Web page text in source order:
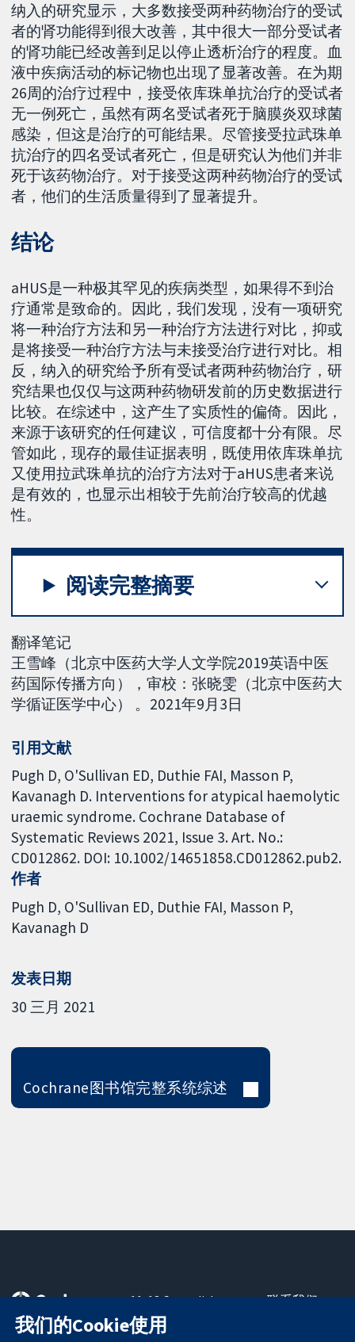
纳入的研究显示，大多数接受两种药物治疗的受试
者的肾功能得到很大改善，其中很大一部分受试者
的肾功能已经改善到足以停止透析治疗的程度。血
液中疾病活动的标记物也出现了显著改善。在为期
26周的治疗过程中，接受依库珠单抗治疗的受试者
无一例死亡，虽然有两名受试者死于脑膜炎双球菌
感染，但这是治疗的可能结果。尽管接受拉武珠单
抗治疗的四名受试者死亡，但是研究认为他们并非
死于该药物治疗。对于接受这两种药物治疗的受试
者，他们的生活质量得到了显著提升。
结论
aHUS是一种极其罕见的疾病类型，如果得不到治
疗通常是致命的。因此，我们发现，没有一项研究
将一种治疗方法和另一种治疗方法进行对比，抑或
是将接受一种治疗方法与未接受治疗进行对比。相
反，纳入的研究给予所有受试者两种药物治疗，研
究结果也仅仅与这两种药物研发前的历史数据进行
比较。在综述中，这产生了实质性的偏倚。因此，
来源于该研究的任何建议，可信度都十分有限。尽
管如此，现存的最佳证据表明，既使用依库珠单抗
又使用拉武珠单抗的治疗方法对于aHUS患者来说
是有效的，也显示出相较于先前治疗较高的优越
性。
阅读完整摘要
翻译笔记
王雪峰（北京中医药大学人文学院2019英语中医
药国际传播方向），审校：张晓雯（北京中医药大
学循证医学中心） 。2021年9月3日
引用文献
Pugh D, O'Sullivan ED, Duthie FAI, Masson P,
Kavanagh D. Interventions for atypical haemolytic
uraemic syndrome. Cochrane Database of
Systematic Reviews 2021, Issue 3. Art. No.:
CD012862. DOI: 10.1002/14651858.CD012862.pub2.
作者
Pugh D O'Sullivan ED Duthie FAI Masson P
Kavanagh D
发表日期
30 三月 2021
Cochrane图书馆完整系统综述
可信任的证据
11-13 Cavendish
Square
London
联系我们
我们的Cookie使用